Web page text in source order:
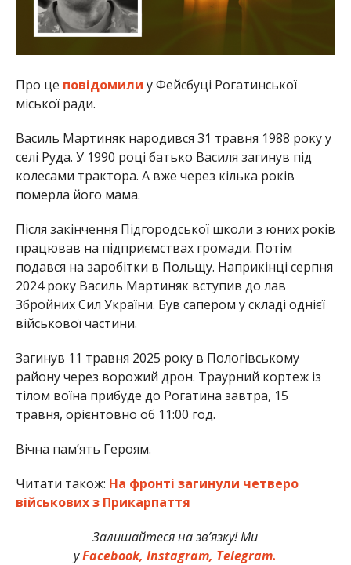
Про це повідомили у Фейсбуці Рогатинської
міської ради.
Василь Мартиняк народився 31 травня 1988 року у
селі Руда. У 1990 році батько Василя загинув під
колесами трактора. А вже через кілька років
померла його мама.
Після закінчення Підгородської школи з юних років
працював на підприємствах громади. Потім
подався на заробітки в Польщу. Наприкінці серпня
2024 року Василь Мартиняк вступив до лав
Збройних Сил України. Був сапером у складі однієї
військової частини.
Загинув 11 травня 2025 року в Пологівському
району через ворожий дрон. Траурний кортеж із
тілом воїна прибуде до Рогатина завтра, 15
травня, орієнтовно об 11:00 год.
Вічна пам’ять Героям.
Читати також: На фронті загинули четверо
військових з Прикарпаття
Залишайтеся на зв’язку! Ми
уFacebook, Instagram, Telegram.